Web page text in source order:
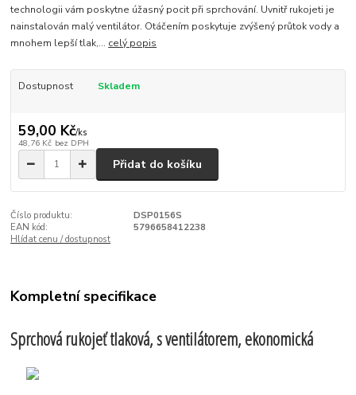
technologii vám poskytne úžasný pocit při sprchování. Uvnitř rukojeti je
nainstalován malý ventilátor. Otáčením poskytuje zvýšený průtok vody a
mnohem lepší tlak,... celý popis
Dostupnost Skladem
59,00 Kč/ks
48,76 Kč bez DPH
Přidat do košíku
Číslo produktu:
DSP0156S
EAN kód:
5796658412238
Hlídat cenu / dostupnost
Kompletní specifikace
Sprchová rukojeť tlaková, s ventilátorem, ekonomická